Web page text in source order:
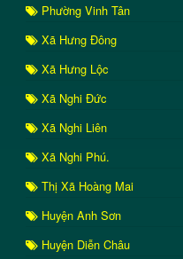
Phường Vinh Tân
Xã Hưng Đông
Xã Hưng Lộc
Xã Nghi Đức
Xã Nghi Liên
Xã Nghi Phú.
Thị Xã Hoàng Mai
Huyện Anh Sơn
Huyện Diễn Châu